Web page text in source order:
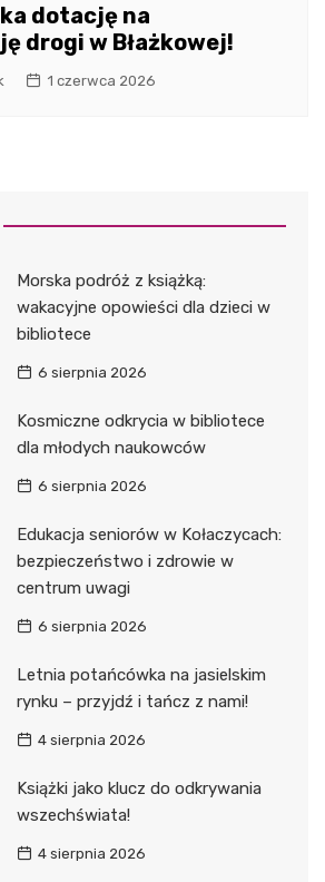
dotację na
drogi w Błażkowej!
1 czerwca 2026
Morska podróż z książką:
wakacyjne opowieści dla dzieci w
bibliotece
6 sierpnia 2026
Kosmiczne odkrycia w bibliotece
dla młodych naukowców
6 sierpnia 2026
Edukacja seniorów w Kołaczycach:
bezpieczeństwo i zdrowie w
centrum uwagi
6 sierpnia 2026
Letnia potańcówka na jasielskim
rynku – przyjdź i tańcz z nami!
4 sierpnia 2026
Książki jako klucz do odkrywania
wszechświata!
4 sierpnia 2026